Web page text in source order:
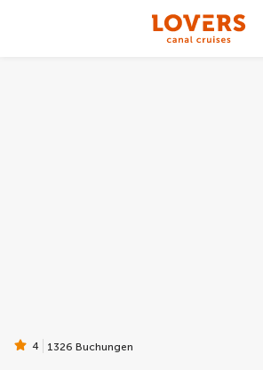
4 1326 Buchungen